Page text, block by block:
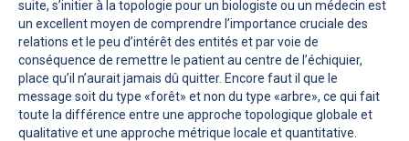
suite, s’initier à la topologie pour un biologiste ou un médecin est
un excellent moyen de comprendre l’importance cruciale des
relations et le peu d’intérêt des entités et par voie de
conséquence de remettre le patient au centre de l’échiquier,
place qu’il n’aurait jamais dû quitter. Encore faut il que le
message soit du type «forêt» et non du type «arbre», ce qui fait
toute la différence entre une approche topologique globale et
qualitative et une approche métrique locale et quantitative.